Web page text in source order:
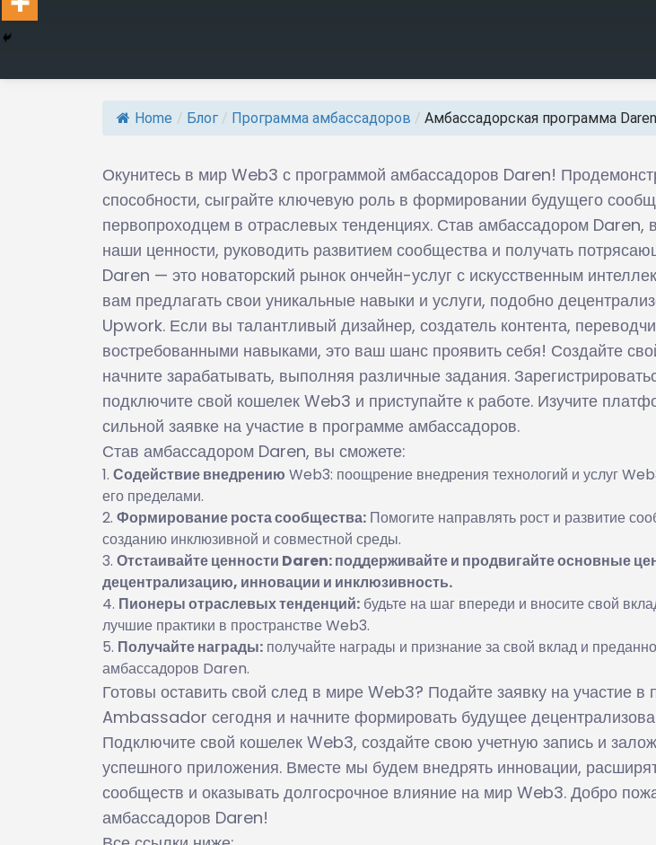
Home / Блог / Программа амбассадоров / Амбассадорская программа Daren
Окунитесь в мир Web3 с программой амбассадоров Daren!
способности, сыграйте ключевую роль в формировании будущего
первопроходцем в отраслевых тенденциях. Став амбассадором Daren,
наши ценности, руководить развитием сообщества и получать
Daren — это новаторский рынок ончейн-услуг с искусственным
вам предлагать свои уникальные навыки и услуги, подобно
Upwork. Если вы талантливый дизайнер, создатель контента,
востребованными навыками, это ваш шанс проявить себя! Создайте
начните зарабатывать, выполняя различные задания.
подключите свой кошелек Web3 и приступайте к работе. Изучите
сильной заявке на участие в программе амбассадоров.
Став амбассадором Daren, вы сможете:
Содействие внедрению Web3: поощрение внедрения технологий и услуг
его пределами.
Формирование роста сообщества: Помогите направлять рост и развитие
созданию инклюзивной и совместной среды.
Отстаивайте ценности Daren: поддерживайте и продвигайте основные
децентрализацию, инновации и инклюзивность.
Пионеры отраслевых тенденций: будьте на шаг впереди и вносите свой
лучшие практики в пространстве Web3.
Получайте награды: получайте награды и признание за свой вклад и
амбассадоров Daren.
Готовы оставить свой след в мире Web3? Подайте заявку на участие
Ambassador сегодня и начните формировать будущее
Подключите свой кошелек Web3, создайте свою учетную запись и
успешного приложения. Вместе мы будем внедрять инновации,
сообществ и оказывать долгосрочное влияние на мир Web3. Добро
амбассадоров Daren!